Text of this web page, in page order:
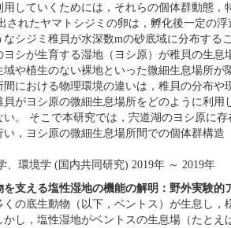
用していくためには，それらの個体群動態
されたヤマトシジミの卵は，孵化後一定の
なシジミ稚貝が水深数mの砂底域に分布する
ヨシが生育する湿地（ヨシ原）が稚貝の生
域や植生のない裸地といった微細生息場所
間における物理環境の違いは，稚貝の分布
貝がヨシ原の微細生息場所をどのように利
い。 そこで本研究では，宍道湖のヨシ原に
い，ヨシ原の微細生息場所間での個体群構
、環境学 (国内共同研究) 2019年 ～ 2019年
を支える塩性湿地の機能の解明：野外実験的
くの底生動物（以下，ベントス）が生息し
かし，塩性湿地がベントスの生息場（たと